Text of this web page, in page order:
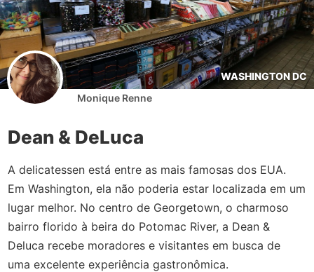
WASHINGTON DC
Monique Renne
Dean & DeLuca
A delicatessen está entre as mais famosas dos EUA.
Em Washington, ela não poderia estar localizada em um
lugar melhor. No centro de Georgetown, o charmoso
bairro florido à beira do Potomac River, a Dean &
Deluca recebe moradores e visitantes em busca de
uma excelente experiência gastronômica.